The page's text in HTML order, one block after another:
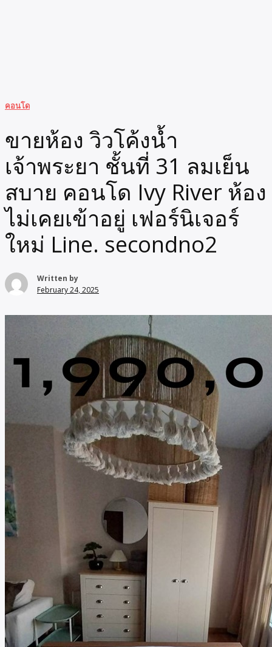
คอนโด
ขายห้อง วิวโค้งน้ำ
เจ้าพระยา ชั้นที่ 31 ลมเย็น
สบาย คอนโด Ivy River ห้อง
ไม่เคยเข้าอยู่ เฟอร์นิเจอร์
ใหม่ Line. secondno2
Written by
February 24, 2025